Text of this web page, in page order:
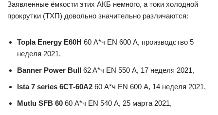
Заявленные ёмкости этих АКБ немного, а токи холодной
прокрутки (ТХП) довольно значительно различаются:
Topla Energy E60H 60 А*ч EN 600 А, производство 5
неделя 2021,
Banner Power Bull 62 A*ч EN 550 А, 17 неделя 2021,
Ista 7 series 6СТ-60А2 60 А*ч EN 600 А, 14 неделя 2021,
Mutlu SFB 60 60 А*ч EN 540 А, 25 марта 2021,